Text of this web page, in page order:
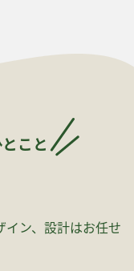
こと
ン、設計はお任せ